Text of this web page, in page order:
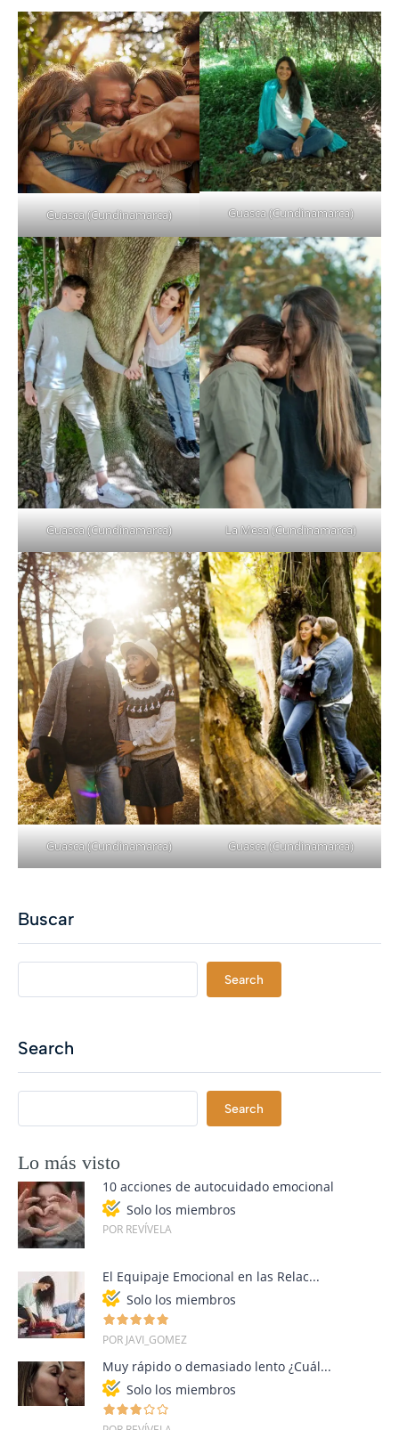
Guasca (Cundinamarca) Guasca (Cundinamarca)
Guasca (Cundinamarca) La Mesa (Cundinamarca)
Guasca (Cundinamarca) Guasca (Cundinamarca)
Buscar
Search
Search
Search
Lo más visto
10 acciones de autocuidado emocional
Solo los miembros
POR REVÍVELA
El Equipaje Emocional en las Relac...
Solo los miembros
POR JAVI_GOMEZ
Muy rápido o demasiado lento ¿Cuál...
Solo los miembros